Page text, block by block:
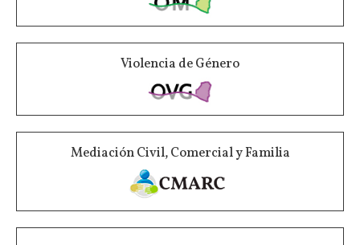
Violencia de Género
Mediación Civil, Comercial y Familia